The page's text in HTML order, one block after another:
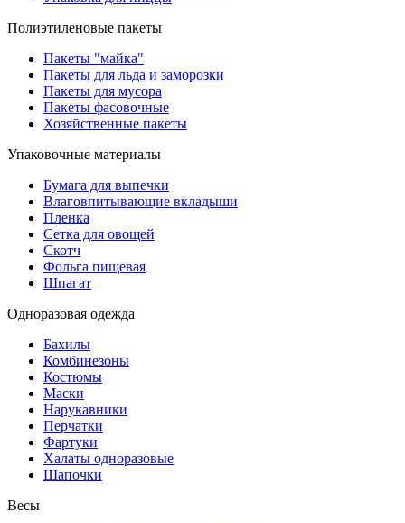
Полиэтиленовые пакеты
Пакеты "майка"
Пакеты для льда и заморозки
Пакеты для мусора
Пакеты фасовочные
Хозяйственные пакеты
Упаковочные материалы
Бумага для выпечки
Влаговпитывающие вкладыши
Пленка
Сетка для овощей
Скотч
Фольга пищевая
Шпагат
Одноразовая одежда
Бахилы
Комбинезоны
Костюмы
Маски
Нарукавники
Перчатки
Фартуки
Халаты одноразовые
Шапочки
Весы